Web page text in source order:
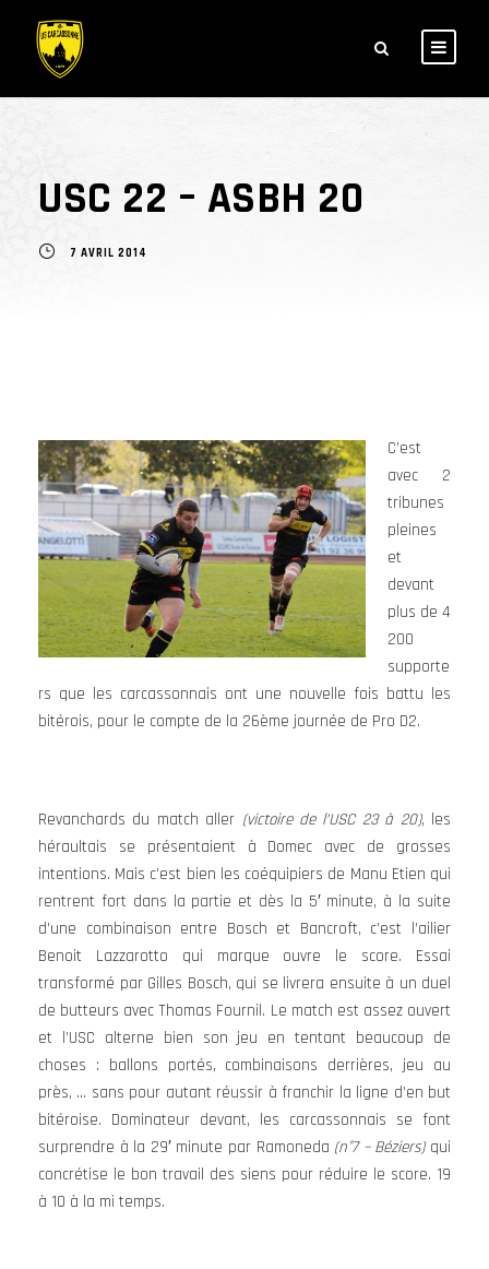
USC 22 – ASBH 20
7 AVRIL 2014
C’est
avec 2
tribunes
pleines
et
devant
plus de 4
200
supporte
rs que les carcassonnais ont une nouvelle fois battu les
bitérois, pour le compte de la 26ème journée de Pro D2.
Revanchards du match aller (victoire de l’USC 23 à 20), les
héraultais se présentaient à Domec avec de grosses
intentions. Mais c’est bien les coéquipiers de Manu Etien qui
rentrent fort dans la partie et dès la 5′ minute, à la suite
d’une combinaison entre Bosch et Bancroft, c’est l’ailier
Benoit Lazzarotto qui marque ouvre le score. Essai
transformé par Gilles Bosch, qui se livrera ensuite à un duel
de butteurs avec Thomas Fournil. Le match est assez ouvert
et l’USC alterne bien son jeu en tentant beaucoup de
choses : ballons portés, combinaisons derrières, jeu au
près, … sans pour autant réussir à franchir la ligne d’en but
bitéroise. Dominateur devant, les carcassonnais se font
surprendre à la 29′ minute par Ramoneda (n°7 – Béziers)qui
concrétise le bon travail des siens pour réduire le score. 19
à 10 à la mi temps.